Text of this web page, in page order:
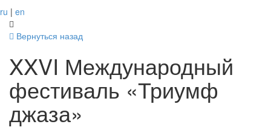
ru | en
Вернуться назад
XXVI Международный
фестиваль «Триумф
джаза»